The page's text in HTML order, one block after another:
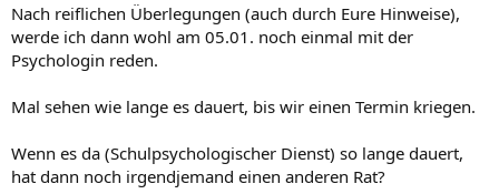
Nach reiflichen Überlegungen (auch durch Eure Hinweise),
werde ich dann wohl am 05.01. noch einmal mit der
Psychologin reden.
Mal sehen wie lange es dauert, bis wir einen Termin kriegen.
Wenn es da (Schulpsychologischer Dienst) so lange dauert,
hat dann noch irgendjemand einen anderen Rat?